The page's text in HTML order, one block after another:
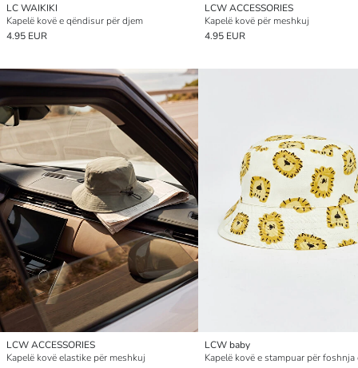
LC WAIKIKI
Kapelë kovë e qëndisur për djem
4.95 EUR
LCW ACCESSORIES
Kapelë kovë për meshkuj
4.95 EUR
LCW ACCESSORIES
Kapelë kovë elastike për meshkuj
LCW baby
Kapelë kovë e stampuar për foshnja